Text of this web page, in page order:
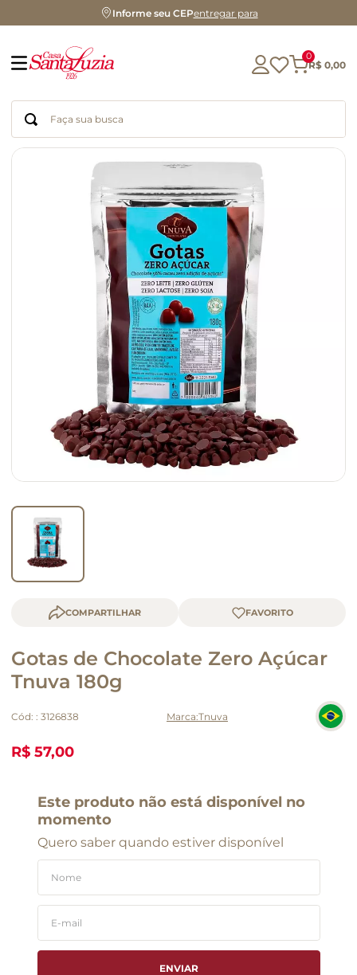
Informe seu CEPentregar para
0
R$ 0,00
Faça sua busca
COMPARTILHAR
Gotas de Chocolate Zero Açúcar
Tnuva 180g
Cód: : 3126838 Tnuva
R$ 57,00
Este produto não está disponível no
momento
Quero saber quando estiver disponível
ENVIAR
Termos mais buscados